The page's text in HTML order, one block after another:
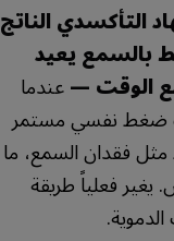
التأكسدي الناتج
بالسمع يعيد
الوقت —عندما
نفسي مستمر
فقدان السمع، ما
فعلياً طريقة